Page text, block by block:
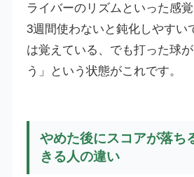
ライバーのリズムといった感
3週間使わないと鈍化しやすい
は覚えている、でも打った球
う」という状態がこれです。
やめた後にスコアが落ち
きる人の違い